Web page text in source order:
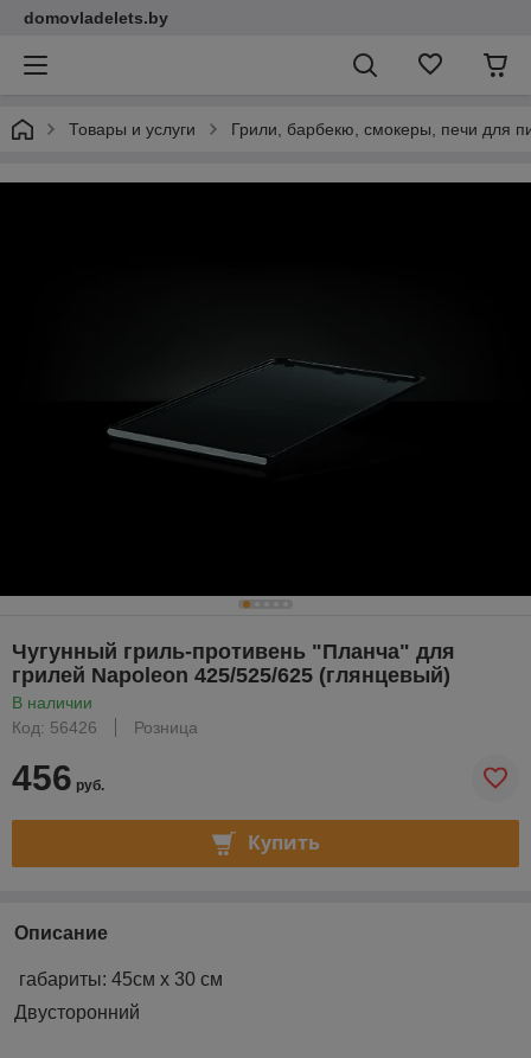
domovladelets.by
Товары и услуги Грили, барбекю, смокеры, печи для
Чугунный гриль-противень "Планча" для
грилей Napoleon 425/525/625 (глянцевый)
В наличии
Код: 56426
Розница
456 руб.
Купить
Описание
габариты: 45см x 30 см
Двусторонний